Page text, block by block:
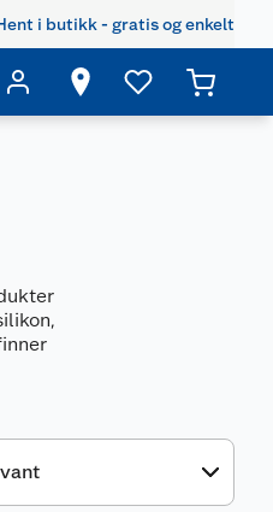
i butikk - gratis og enkelt